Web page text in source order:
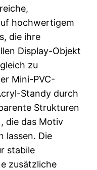
hochwertigem
die ihre
Display-Objekt
zu
Mini-PVC-
Standy durch
Strukturen
die das Motiv
lassen. Die
stabile
zusätzliche